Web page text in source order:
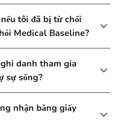
tôi đã bị từ chối
Medical Baseline?
danh tham gia
sự sống?
nhận bằng giấy